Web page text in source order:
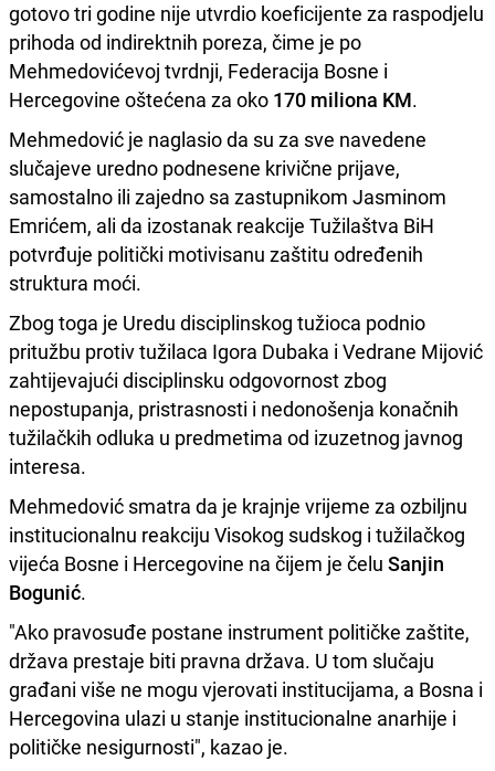
gotovo tri godine nije utvrdio koeficijente za raspodjelu
prihoda od indirektnih poreza, čime je po
Mehmedovićevoj tvrdnji, Federacija Bosne i
Hercegovine oštećena za oko 170 miliona KM.
Mehmedović je naglasio da su za sve navedene
slučajeve uredno podnesene krivične prijave,
samostalno ili zajedno sa zastupnikom Jasminom
Emrićem, ali da izostanak reakcije Tužilaštva BiH
potvrđuje politički motivisanu zaštitu određenih
struktura moći.
Zbog toga je Uredu disciplinskog tužioca podnio
pritužbu protiv tužilaca Igora Dubaka i Vedrane Mijović
zahtijevajući disciplinsku odgovornost zbog
nepostupanja, pristrasnosti i nedonošenja konačnih
tužilačkih odluka u predmetima od izuzetnog javnog
interesa.
Mehmedović smatra da je krajnje vrijeme za ozbiljnu
institucionalnu reakciju Visokog sudskog i tužilačkog
vijeća Bosne i Hercegovine na čijem je čelu Sanjin
Bogunić.
"Ako pravosuđe postane instrument političke zaštite,
država prestaje biti pravna država. U tom slučaju
građani više ne mogu vjerovati institucijama, a Bosna i
Hercegovina ulazi u stanje institucionalne anarhije i
političke nesigurnosti", kazao je.